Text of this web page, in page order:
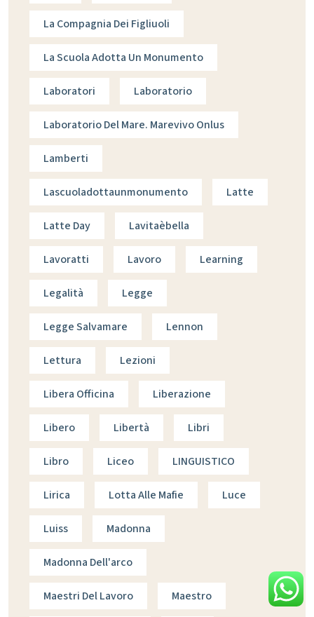
La Compagnia Dei Figliuoli
La Scuola Adotta Un Monumento
Laboratori Laboratorio
Laboratorio Del Mare. Marevivo Onlus
Lamberti
Lascuoladottaunmonumento Latte
Latte Day Lavitaèbella
Lavoratti Lavoro Learning
Legalità Legge
Legge Salvamare Lennon
Lettura Lezioni
Libera Officina Liberazione
Libero Libertà Libri
Libro Liceo LINGUISTICO
Lirica Lotta Alle Mafie Luce
Luiss Madonna
Madonna Dell'arco
Maestri Del Lavoro Maestro